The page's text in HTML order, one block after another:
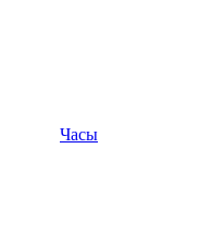
Часы